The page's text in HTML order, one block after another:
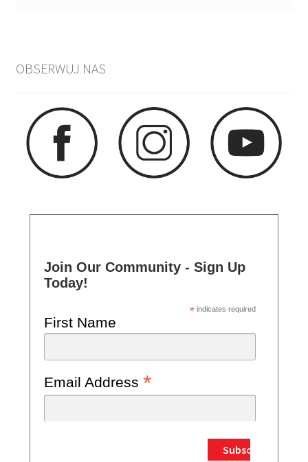
OBSERWUJ NAS
Join Our Community - Sign Up
Today!
*indicates required
First Name
Email Address *